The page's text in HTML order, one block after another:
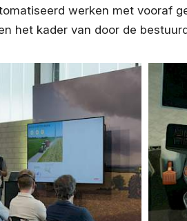
werken met vooraf
het kader van door de